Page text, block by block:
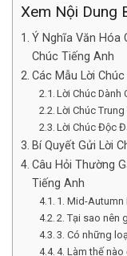
Xem Nội Dung
Ý Nghĩa Văn Hóa
Chúc Tiếng Anh
Các Mẫu Lời
Lời Chúc Dành
Lời Chúc
Lời Chúc Độc
Bí Quyết Gửi Lời
Câu Hỏi Thường
Tiếng Anh
1. Mid-Autumn
2. Tại sao nên
3. Có những
4. Làm thế